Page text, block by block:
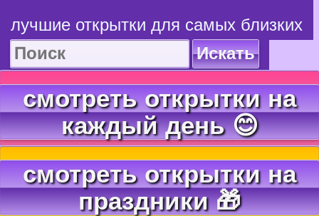
лучшие открытки для самых близких
Искать
смотреть открытки на
каждый день 😊
смотреть открытки на
праздники 🎁